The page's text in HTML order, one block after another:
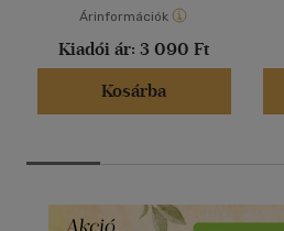
Árinformációk
Kiadói ár: 3 090 Ft
Kosárba